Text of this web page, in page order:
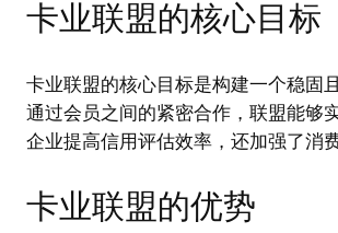
卡业联盟的核心目标
卡业联盟的核心目标是构建一个稳固
通过会员之间的紧密合作，联盟能够
企业提高信用评估效率，还加强了消
卡业联盟的优势